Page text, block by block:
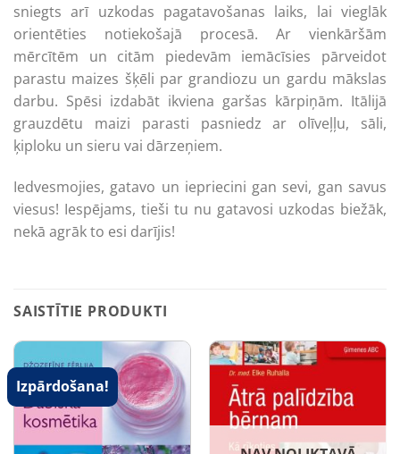
sniegts arī uzkodas pagatavošanas laiks, lai vieglāk
orientēties notiekošajā procesā. Ar vienkāršām
mērcītēm un citām piedevām iemācīsies pārveidot
parastu maizes šķēli par grandiozu un gardu mākslas
darbu. Spēsi izdabāt ikviena garšas kārpiņām. Itālijā
grauzdētu maizi parasti pasniedz ar olīveļļu, sāli,
ķiploku un sieru vai dārzeņiem.
Iedvesmojies, gatavo un iepriecini gan sevi, gan savus
viesus! Iespējams, tieši tu nu gatavosi uzkodas biežāk,
nekā agrāk to esi darījis!
SAISTĪTIE PRODUKTI
Izpārdošana!